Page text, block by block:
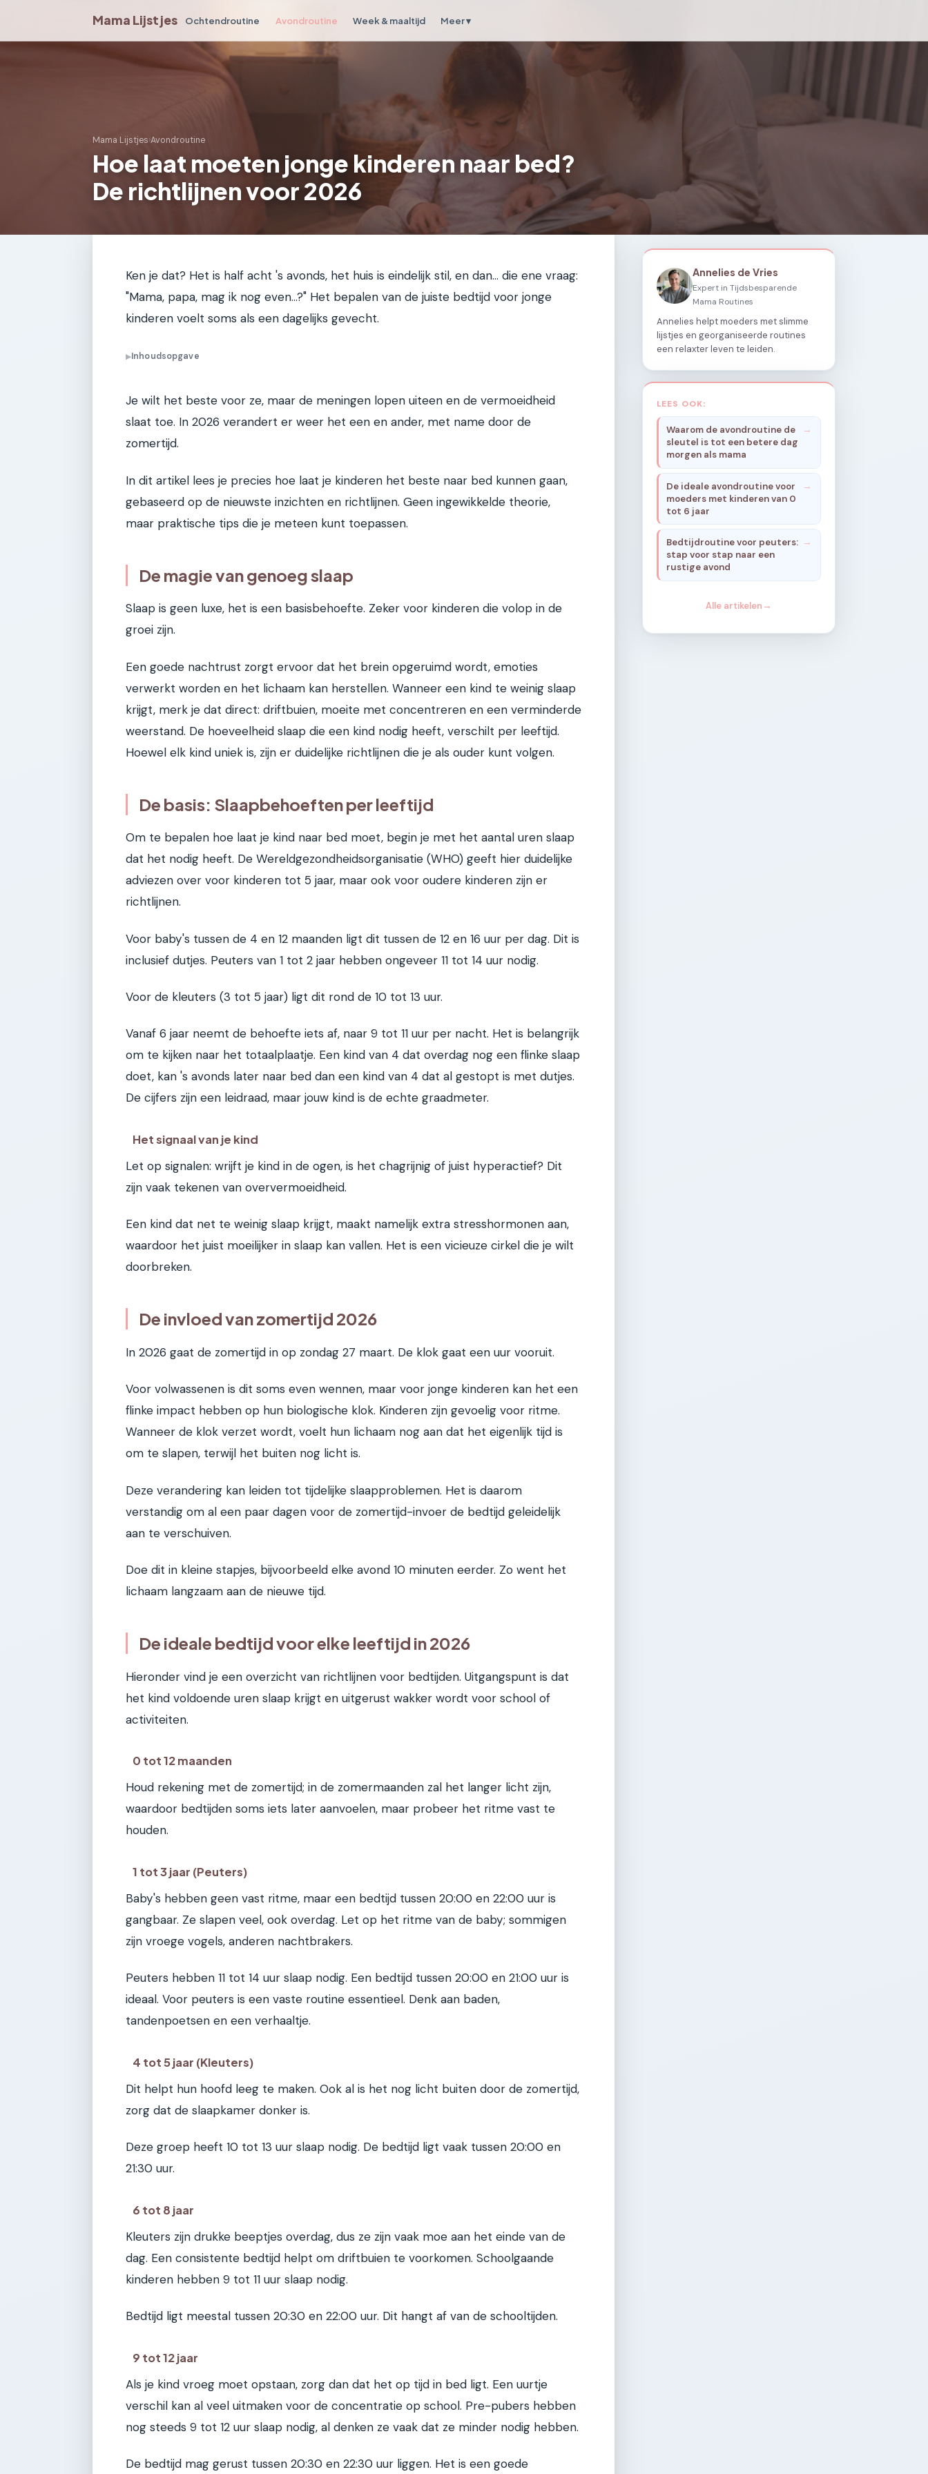
Mama Lijstjes Ochtendroutine Avondroutine Week & maaltijd Meer ▾
Mama Lijstjes›Avondroutine
Hoe laat moeten jonge kinderen naar bed?
De richtlijnen voor 2026
Ken je dat? Het is half acht 's avonds, het huis is eindelijk stil, en dan… die ene vraag:
"Mama, papa, mag ik nog even…?" Het bepalen van de juiste bedtijd voor jonge
kinderen voelt soms als een dagelijks gevecht.
▶Inhoudsopgave
Je wilt het beste voor ze, maar de meningen lopen uiteen en de vermoeidheid
slaat toe. In 2026 verandert er weer het een en ander, met name door de
zomertijd.
In dit artikel lees je precies hoe laat je kinderen het beste naar bed kunnen gaan,
gebaseerd op de nieuwste inzichten en richtlijnen. Geen ingewikkelde theorie,
maar praktische tips die je meteen kunt toepassen.
De magie van genoeg slaap
Slaap is geen luxe, het is een basisbehoefte. Zeker voor kinderen die volop in de
groei zijn.
Een goede nachtrust zorgt ervoor dat het brein opgeruimd wordt, emoties
verwerkt worden en het lichaam kan herstellen. Wanneer een kind te weinig slaap
krijgt, merk je dat direct: driftbuien, moeite met concentreren en een verminderde
weerstand. De hoeveelheid slaap die een kind nodig heeft, verschilt per leeftijd.
Hoewel elk kind uniek is, zijn er duidelijke richtlijnen die je als ouder kunt volgen.
De basis: Slaapbehoeften per leeftijd
Om te bepalen hoe laat je kind naar bed moet, begin je met het aantal uren slaap
dat het nodig heeft. De Wereldgezondheidsorganisatie (WHO) geeft hier duidelijke
adviezen over voor kinderen tot 5 jaar, maar ook voor oudere kinderen zijn er
richtlijnen.
Voor baby's tussen de 4 en 12 maanden ligt dit tussen de 12 en 16 uur per dag. Dit is
inclusief dutjes. Peuters van 1 tot 2 jaar hebben ongeveer 11 tot 14 uur nodig.
Voor de kleuters (3 tot 5 jaar) ligt dit rond de 10 tot 13 uur.
Vanaf 6 jaar neemt de behoefte iets af, naar 9 tot 11 uur per nacht. Het is belangrijk
om te kijken naar het totaalplaatje. Een kind van 4 dat overdag nog een flinke slaap
doet, kan 's avonds later naar bed dan een kind van 4 dat al gestopt is met dutjes.
De cijfers zijn een leidraad, maar jouw kind is de echte graadmeter.
Het signaal van je kind
Let op signalen: wrijft je kind in de ogen, is het chagrijnig of juist hyperactief? Dit
zijn vaak tekenen van oververmoeidheid.
Een kind dat net te weinig slaap krijgt, maakt namelijk extra stresshormonen aan,
waardoor het juist moeilijker in slaap kan vallen. Het is een vicieuze cirkel die je wilt
doorbreken.
De invloed van zomertijd 2026
In 2026 gaat de zomertijd in op zondag 27 maart. De klok gaat een uur vooruit.
Voor volwassenen is dit soms even wennen, maar voor jonge kinderen kan het een
flinke impact hebben op hun biologische klok. Kinderen zijn gevoelig voor ritme.
Wanneer de klok verzet wordt, voelt hun lichaam nog aan dat het eigenlijk tijd is
om te slapen, terwijl het buiten nog licht is.
Deze verandering kan leiden tot tijdelijke slaapproblemen. Het is daarom
verstandig om al een paar dagen voor de zomertijd-invoer de bedtijd geleidelijk
aan te verschuiven.
Doe dit in kleine stapjes, bijvoorbeeld elke avond 10 minuten eerder. Zo went het
lichaam langzaam aan de nieuwe tijd.
De ideale bedtijd voor elke leeftijd in 2026
Hieronder vind je een overzicht van richtlijnen voor bedtijden. Uitgangspunt is dat
het kind voldoende uren slaap krijgt en uitgerust wakker wordt voor school of
activiteiten.
0 tot 12 maanden
Houd rekening met de zomertijd; in de zomermaanden zal het langer licht zijn,
waardoor bedtijden soms iets later aanvoelen, maar probeer het ritme vast te
houden.
1 tot 3 jaar (Peuters)
Baby's hebben geen vast ritme, maar een bedtijd tussen 20:00 en 22:00 uur is
gangbaar. Ze slapen veel, ook overdag. Let op het ritme van de baby; sommigen
zijn vroege vogels, anderen nachtbrakers.
Peuters hebben 11 tot 14 uur slaap nodig. Een bedtijd tussen 20:00 en 21:00 uur is
ideaal. Voor peuters is een vaste routine essentieel. Denk aan baden,
tandenpoetsen en een verhaaltje.
4 tot 5 jaar (Kleuters)
Dit helpt hun hoofd leeg te maken. Ook al is het nog licht buiten door de zomertijd,
zorg dat de slaapkamer donker is.
Deze groep heeft 10 tot 13 uur slaap nodig. De bedtijd ligt vaak tussen 20:00 en
21:30 uur.
6 tot 8 jaar
Kleuters zijn drukke beeptjes overdag, dus ze zijn vaak moe aan het einde van de
dag. Een consistente bedtijd helpt om driftbuien te voorkomen. Schoolgaande
kinderen hebben 9 tot 11 uur slaap nodig.
Bedtijd ligt meestal tussen 20:30 en 22:00 uur. Dit hangt af van de schooltijden.
9 tot 12 jaar
Als je kind vroeg moet opstaan, zorg dan dat het op tijd in bed ligt. Een uurtje
verschil kan al veel uitmaken voor de concentratie op school. Pre-pubers hebben
nog steeds 9 tot 12 uur slaap nodig, al denken ze vaak dat ze minder nodig hebben.
De bedtijd mag gerust tussen 20:30 en 22:30 uur liggen. Het is een goede
Annelies de Vries
Expert in Tijdsbesparende
Mama Routines
Annelies helpt moeders met slimme
lijstjes en georganiseerde routines
een relaxter leven te leiden.
LEES OOK:
Waarom de avondroutine de
sleutel is tot een betere dag
morgen als mama
De ideale avondroutine voor
moeders met kinderen van 0
tot 6 jaar
Bedtijdroutine voor peuters:
stap voor stap naar een
rustige avond
Alle artikelen